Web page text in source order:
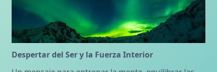
Despertar del Ser y la Fuerza Interior